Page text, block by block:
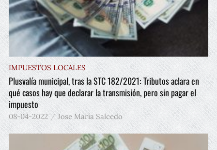
IMPUESTOS LOCALES
Plusvalía municipal, tras la STC 182/2021: Tributos aclara en
qué casos hay que declarar la transmisión, pero sin pagar el
impuesto
08-04-2022 Jose María Salcedo